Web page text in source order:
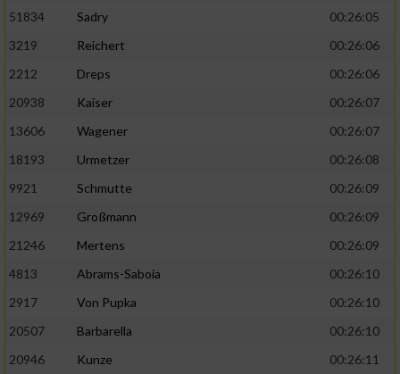
51834
Sadry
00:26:05
3219
Reichert
00:26:06
2212
Dreps
00:26:06
20938
Kaiser
00:26:07
13606
Wagener
00:26:07
18193
Urmetzer
00:26:08
9921
Schmutte
00:26:09
12969
Großmann
00:26:09
21246
Mertens
00:26:09
4813
Abrams-Saboia
00:26:10
2917
Von Pupka
00:26:10
20507
Barbarella
00:26:10
20946
Kunze
00:26:11